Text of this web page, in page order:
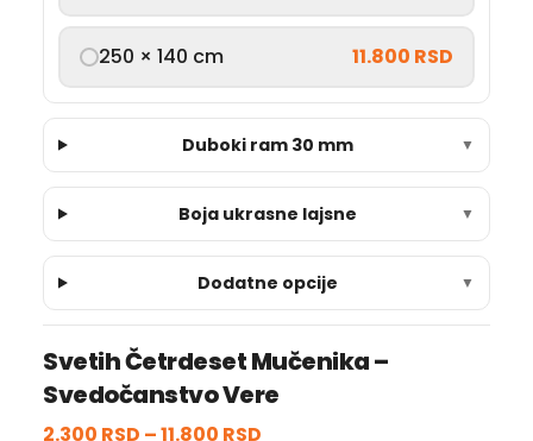
250 × 140 cm 11.800 RSD
Duboki ram 30 mm ▼
Boja ukrasne lajsne ▼
Dodatne opcije ▼
Svetih Četrdeset Mučenika –
Svedočanstvo Vere
2.300 RSD –11.800 RSD